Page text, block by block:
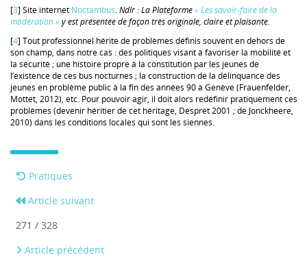
[3] Site internet Noctambus.Ndlr : La Plateforme« Les savoir-faire de la
modération » y est présentée de façon très originale, claire et plaisante.
[4] Tout professionnel hérite de problèmes définis souvent en dehors de
son champ, dans notre cas : des politiques visant à favoriser la mobilité et
la sécurité ; une histoire propre à la constitution par les jeunes de
l’existence de ces bus nocturnes ; la construction de la délinquance des
jeunes en problème public à la fin des années 90 à Genève (Frauenfelder,
Mottet, 2012), etc. Pour pouvoir agir, il doit alors redéfinir pratiquement ces
problèmes (devenir héritier de cet héritage, Despret 2001 ; de Jonckheere,
2010) dans les conditions locales qui sont les siennes.
Pratiques
Article suivant
271 / 328
Article précédent